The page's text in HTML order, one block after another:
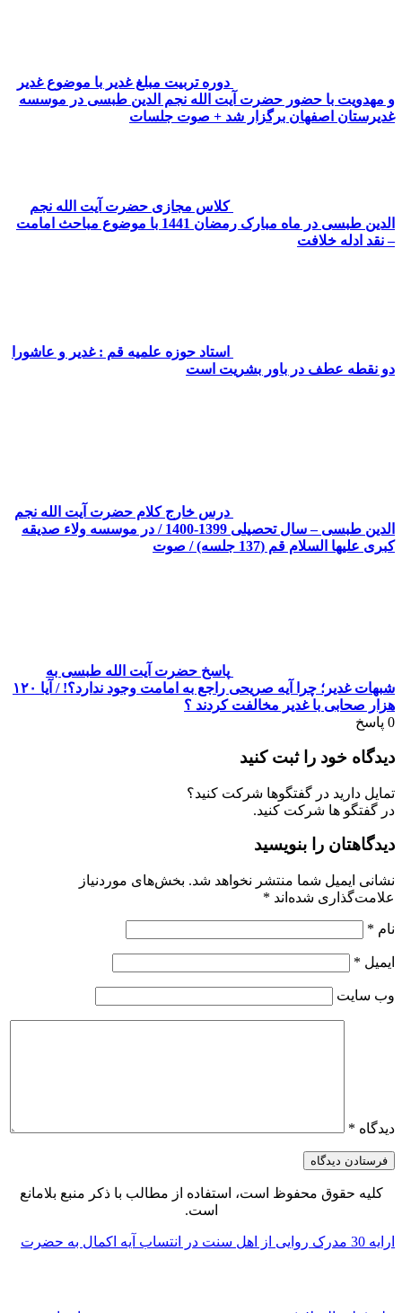
دوره تربیت مبلغ غدیر با موضوع غدیر
و مهدویت با حضور حضرت آیت الله نجم الدین طبسی در موسسه
غدیرستان اصفهان برگزار شد + صوت جلسات
کلاس مجازی حضرت آیت الله نجم
الدین طبسی در ماه مبارک رمضان 1441 با موضوع مباحث امامت
– نقد ادله خلافت
استاد حوزه علمیه قم : غدیر و عاشورا
دو نقطه عطف در باور بشریت است
درس خارج کلام حضرت آیت الله نجم
الدین طبسی – سال تحصیلی 1399-1400 / در موسسه ولاء صدیقه
کبری علیها السلام قم (137 جلسه) / صوت
پاسخ حضرت آیت الله طبسی به
شبهات غدیر؛ چرا آیه صریحی راجع به امامت وجود ندارد؟! / آیا ۱۲۰
هزار صحابی با غدیر مخالفت کردند ؟
0 پاسخ
دیدگاه خود را ثبت کنید
تمایل دارید در گفتگوها شرکت کنید؟
در گفتگو ها شرکت کنید.
دیدگاهتان را بنویسید
نشانی ایمیل شما منتشر نخواهد شد. بخش‌های موردنیاز
علامت‌گذاری شده‌اند *
نام *
ایمیل *
وب‌ سایت
دیدگاه *
کلیه حقوق محفوظ است، استفاده از مطالب با ذکر منبع بلامانع
است.
ارایه 30 مدرک روایی از اهل سنت در انتساب آیه اکمال به حضرت